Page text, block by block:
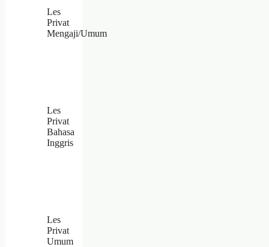
Les
Privat
Mengaji/Umum
Les
Privat
Bahasa
Inggris
Les
Privat
Umum